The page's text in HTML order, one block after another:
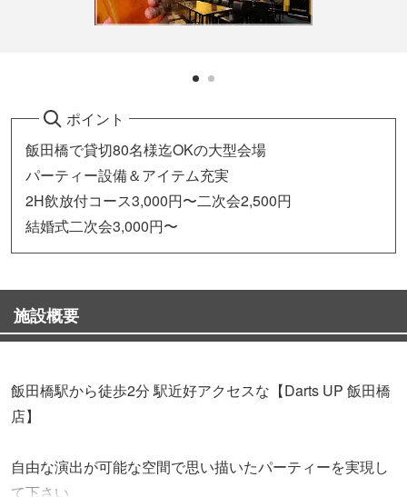
ポイント
飯田橋で貸切80名様迄OKの大型会場
パーティー設備＆アイテム充実
2H飲放付コース3,000円〜二次会2,500円
結婚式二次会3,000円〜
施設概要
飯田橋駅から徒歩2分 駅近好アクセスな【Darts UP 飯田橋
店】
自由な演出が可能な空間で思い描いたパーティーを実現し
て下さい